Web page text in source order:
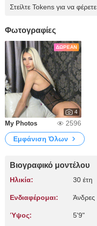
Στείλτε Tokens για να φέρετε
Φωτογραφίες
ΔΩΡΕΆΝ
4
My Photos
2596
Εμφάνιση Όλων
Βιογραφικό μοντέλου
Ηλικία: 30 έτη
Ενδιαφέρομαι: Άνδρες
Ύψος: 5'9"